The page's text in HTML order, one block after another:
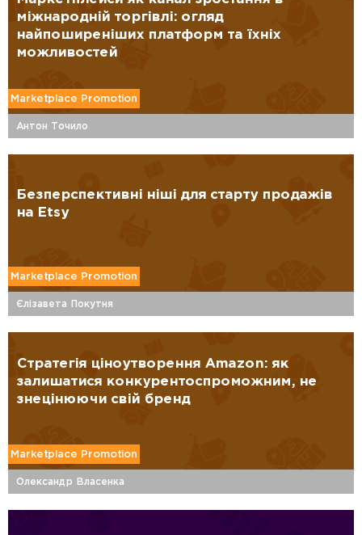
міжнародній торгівлі: огляд
найпоширеніших платформ та їхніх
можливостей
Marketplace Promotion
Антон Точило
Безперспективні ніші для старту продажів
на Etsy
Marketplace Promotion
Єлізавета Покутня
Стратегія ціноутворення Amazon: як
залишатися конкурентоспроможним, не
знецінюючи свій бренд
Marketplace Promotion
Олександр Власенка